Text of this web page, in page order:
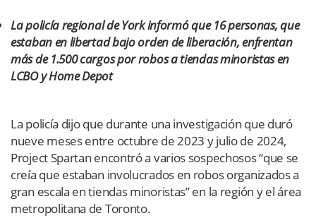
La policía regional de York informó que 16 personas, que
estaban en libertad bajo orden de liberación, enfrentan
más de 1.500 cargos por robos a tiendas minoristas en
LCBO y Home Depot
La policía dijo que durante una investigación que duró
nueve meses entre octubre de 2023 y julio de 2024,
Project Spartan encontró a varios sospechosos “que se
creía que estaban involucrados en robos organizados a
gran escala en tiendas minoristas” en la región y el área
metropolitana de Toronto.